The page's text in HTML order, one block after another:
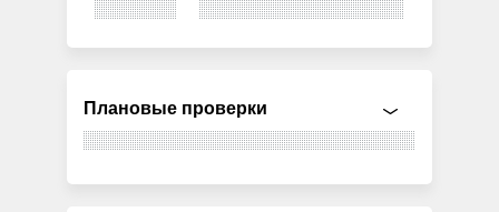
Плановые проверки